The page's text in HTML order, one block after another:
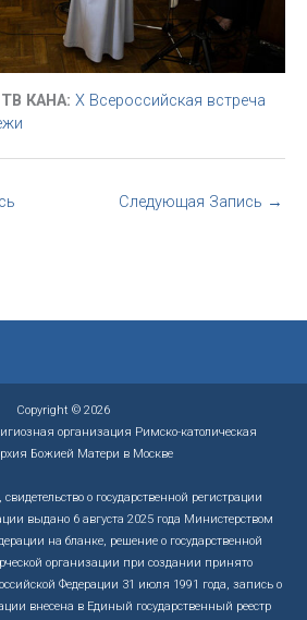
КАНА: X Всероссийская встреча
Следующая Запись →
Copyright © 2026
организация Римско-католическая
Божией Матери в Москве
о государственной регистрации
выдано 6 августа 2025 года Министерством
на бланке, решение о государственной
организации при создании принято
Федерации 31 июля 1991 года, запись о
внесена в Единый государственный реестр